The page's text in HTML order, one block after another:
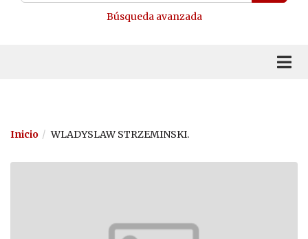
Búsqueda avanzada
Inicio WLADYSLAW STRZEMINSKI.